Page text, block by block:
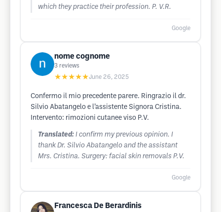
which they practice their profession. P. V.R.
Google
nome cognome
3 reviews
★★★★★June 26, 2025
Confermo il mio precedente parere. Ringrazio il dr.
Silvio Abatangelo e l’assistente Signora Cristina.
Intervento: rimozioni cutanee viso P.V.
Translated: I confirm my previous opinion. I
thank Dr. Silvio Abatangelo and the assistant
Mrs. Cristina. Surgery: facial skin removals P.V.
Google
Francesca De Berardinis